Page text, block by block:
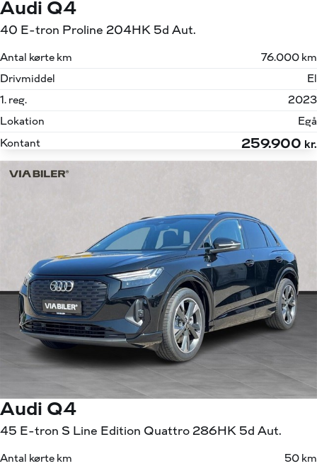
Audi Q4
40 E-tron Proline 204HK 5d Aut.
Antal kørte km
76.000 km
Drivmiddel
El
1. reg.
2023
Lokation
Egå
Kontant
259.900 kr.
Audi Q4
45 E-tron S Line Edition Quattro 286HK 5d Aut.
Antal kørte km
50 km